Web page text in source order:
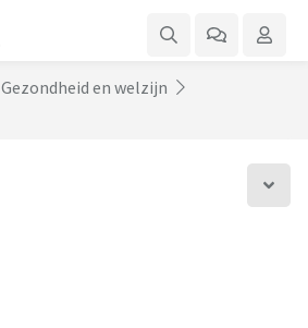
Gezondheid en welzijn